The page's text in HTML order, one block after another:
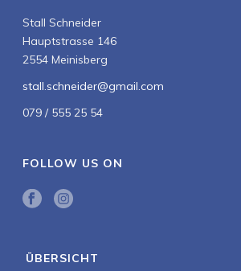
Stall Schneider
Hauptstrasse 146
2554 Meinisberg
stall.schneider@gmail.com
079 / 555 25 54
FOLLOW US ON
ÜBERSICHT